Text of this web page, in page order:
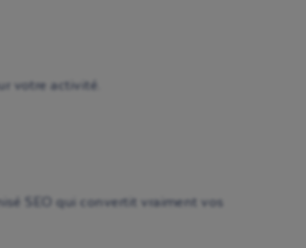
votre activité.
SEO qui convertit vraiment vos